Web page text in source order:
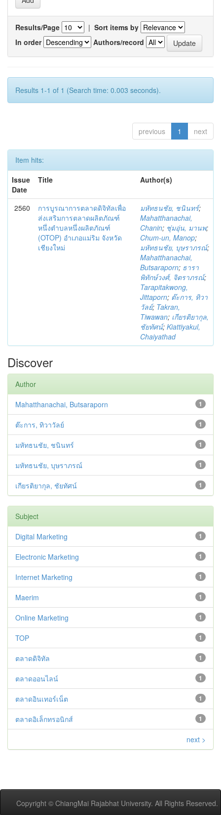
Results/Page | Sort items by
In order
Authors/record
Results 1-1 of 1 (Search time: 0.003 seconds).
previous 1 next
Item hits:
Issue
Date
Title Author(s)
2560
การบูรณาการตลาดดิจิทัลเพื่อ
ส่งเสริมการตลาดผลิตภัณฑ์
หนึ่งตำบลหนึ่งผลิตภัณฑ์
(OTOP) อำเภอแม่ริม จังหวัด
เชียงใหม่
มหัทธนชัย, ชนินทร์;
Mahatthanachai,
Chanin; ชุ่มอุ่น, มานพ;
Chum-un, Manop;
มหัทธนชัย, บุษราภรณ์;
Mahatthanachai,
Butsaraporn; ธารา
พิทักษ์วงศ์, จิตราภรณ์;
Tarapitakwong,
Jittaporn; ต๊ะการ, ทิวา
วัลย์; Takran,
Tiwawan; เกียรติยากุล,
ชัยทัศน์; Kiattiyakul,
Chaiyathad
Discover
Author
1
Mahatthanachai, Butsaraporn
1
ต๊ะการ, ทิวาวัลย์
1
มหัทธนชัย, ชนินทร์
1
มหัทธนชัย, บุษราภรณ์
1
เกียรติยากุล, ชัยทัศน์
Subject
1
Digital Marketing
1
Electronic Marketing
1
Internet Marketing
1
Maerim
1
Online Marketing
1
TOP
1
ตลาดดิจิทัล
1
ตลาดออนไลน์
1
ตลาดอินเทอร์เน็ต
1
ตลาดอิเล็กทรอนิกส์
next >
Copyright © ChiangMai Rajabhat University. All Rights Reserved.